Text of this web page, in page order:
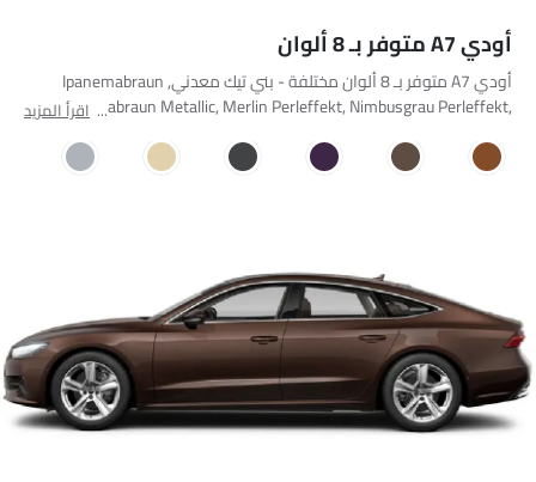
أودي A7 متوفر بـ 8 ألوان
أودي A7 متوفر بـ 8 ألوان مختلفة - بني تيك معدني, Ipanemabraun
Metallic, Javabraun Metallic, Merlin Perleffekt, Nimbusgrau Perleffekt,
اقرأ المزيد